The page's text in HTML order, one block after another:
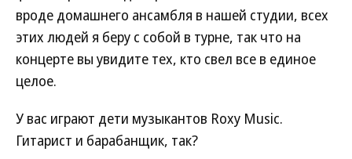
вроде домашнего ансамбля в нашей студии, всех
этих людей я беру с собой в турне, так что на
концерте вы увидите тех, кто свел все в единое
целое.
У вас играют дети музыкантов Roxy Music.
Гитарист и барабанщик, так?